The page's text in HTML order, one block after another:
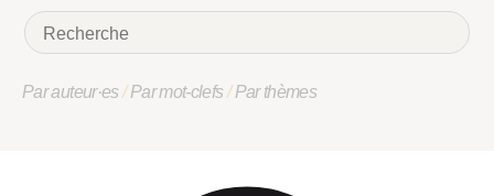
Par auteur·es/Par mot-clefs/Par thèmes